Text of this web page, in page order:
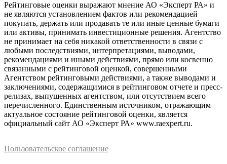
Рейтинговые оценки выражают мнение АО «Эксперт РА» и
не являются установлением фактов или рекомендацией
покупать, держать или продавать те или иные ценные бумаги
или активы, принимать инвестиционные решения. Агентство
не принимает на себя никакой ответственности в связи с
любыми последствиями, интерпретациями, выводами,
рекомендациями и иными действиями, прямо или косвенно
связанными с рейтинговой оценкой, совершенными
Агентством рейтинговыми действиями, а также выводами и
заключениями, содержащимися в рейтинговом отчете и пресс-
релизах, выпущенных агентством, или отсутствием всего
перечисленного. Единственным источником, отражающим
актуальное состояние рейтинговой оценки, является
официальный сайт АО «Эксперт РА» www.raexpert.ru.
Пользовательское соглашение